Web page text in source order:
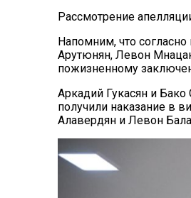
Рассмотрение
Напомним, что
Арутюнян, Левон
пожизненному
Аркадий Гукасян и
получили наказание в
Алавердян и Левон